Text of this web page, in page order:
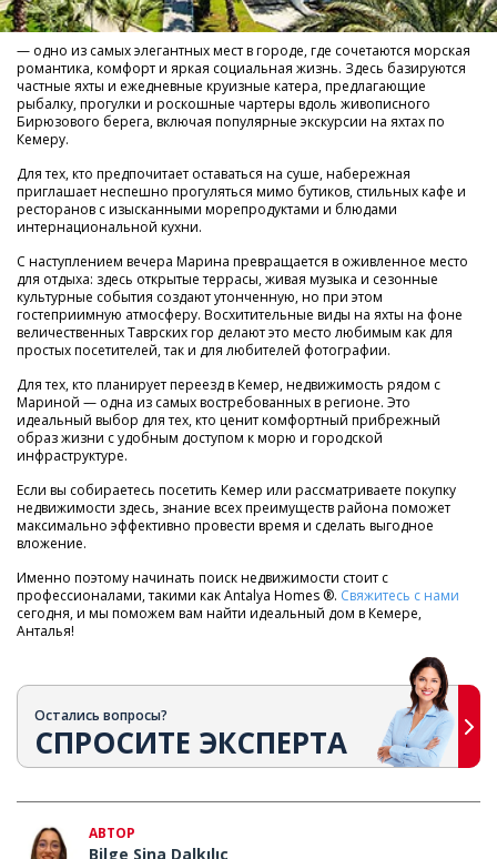
— одно из самых элегантных мест в городе, где сочетаются морская
романтика, комфорт и яркая социальная жизнь. Здесь базируются
частные яхты и ежедневные круизные катера, предлагающие
рыбалку, прогулки и роскошные чартеры вдоль живописного
Бирюзового берега, включая популярные экскурсии на яхтах по
Кемеру.
Для тех, кто предпочитает оставаться на суше, набережная
приглашает неспешно прогуляться мимо бутиков, стильных кафе и
ресторанов с изысканными морепродуктами и блюдами
интернациональной кухни.
С наступлением вечера Марина превращается в оживленное место
для отдыха: здесь открытые террасы, живая музыка и сезонные
культурные события создают утонченную, но при этом
гостеприимную атмосферу. Восхитительные виды на яхты на фоне
величественных Таврских гор делают это место любимым как для
простых посетителей, так и для любителей фотографии.
Для тех, кто планирует переезд в Кемер, недвижимость рядом с
Мариной — одна из самых востребованных в регионе. Это
идеальный выбор для тех, кто ценит комфортный прибрежный
образ жизни с удобным доступом к морю и городской
инфраструктуре.
Если вы собираетесь посетить Кемер или рассматриваете покупку
недвижимости здесь, знание всех преимуществ района поможет
максимально эффективно провести время и сделать выгодное
вложение.
Именно поэтому начинать поиск недвижимости стоит с
профессионалами, такими как Antalya Homes ®. Свяжитесь с нами
сегодня, и мы поможем вам найти идеальный дом в Кемере,
Анталья!
Остались вопросы?
СПРОСИТЕ ЭКСПЕРТА
АВТОР
Bilge Sina Dalkılıç